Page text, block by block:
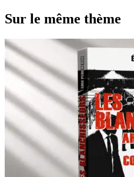
Sur le même thème